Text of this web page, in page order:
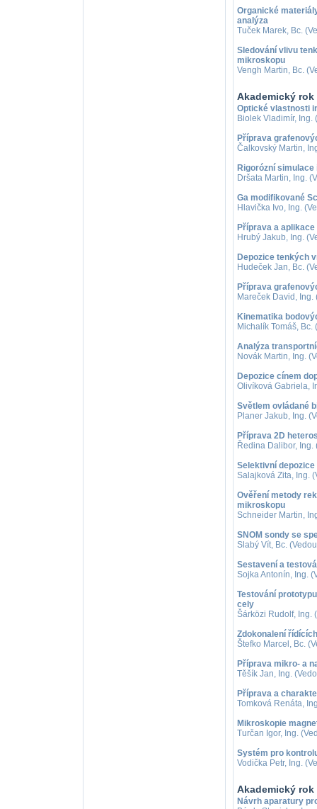
Organické
analýza
Tuček Marek, Bc.
Sledování vlivu
mikroskopu
Vengh Martin, Bc.
Akademický rok
Optické vlastnosti
Biolek Vladimír,
Příprava
Čalkovský Martin,
Rigorózní
Dršata Martin, Ing.
Ga modifikované
Hlavička Ivo, Ing.
Příprava a
Hrubý Jakub, Ing.
Depozice tenkých
Hudeček Jan, Bc.
Příprava
Mareček David,
Kinematika
Michalík Tomáš,
Analýza
Novák Martin, Ing.
Depozice cínem
Olivíková Gabriela,
Světlem ovládané
Planer Jakub, Ing.
Příprava 2D
Ředina Dalibor,
Selektivní
Salajková Zita, Ing.
Ověření metody
mikroskopu
Schneider Martin,
SNOM sondy se
Slabý Vít, Bc.
Sestavení a
Sojka Antonín, Ing.
Testování
cely
Šárközi Rudolf, Ing.
Zdokonalení
Štefko Marcel, Bc.
Příprava mikro- a
Těšík Jan, Ing.
Příprava a
Tomková Renáta,
Mikroskopie
Turčan Igor, Ing.
Systém pro
Vodička Petr, Ing.
Akademický rok
Návrh aparatury